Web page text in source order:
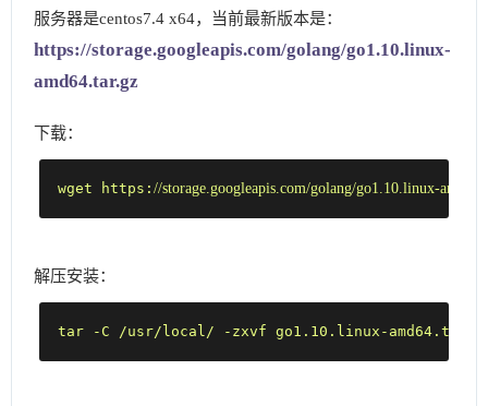
服务器是centos7.4 x64，当前最新版本是：
https://storage.googleapis.com/golang/go1.10.linux-
amd64.tar.gz
下载：
wget https: //storage.googleapis.com/golang/go1.10.linux-
解压安装：
tar -C /usr/local/ -zxvf go1.10.linux-